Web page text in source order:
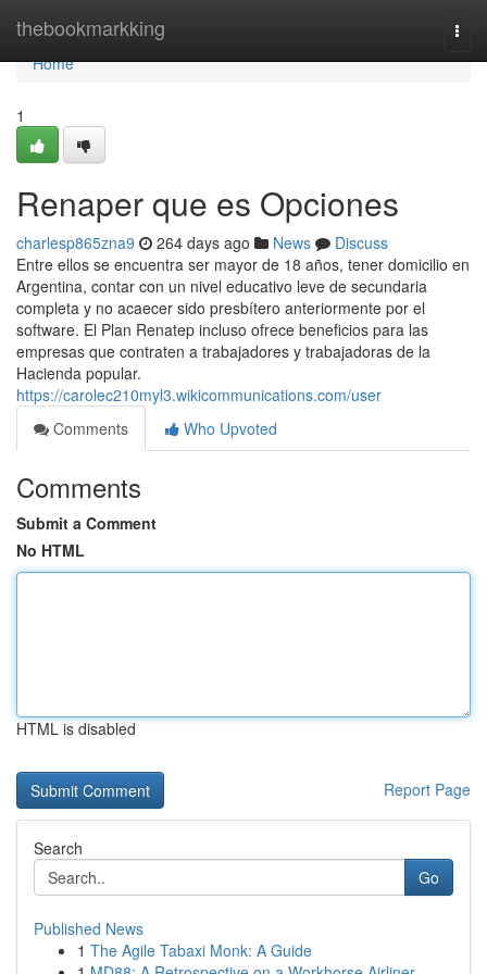
thebookmarkking
Home
Home
1
Renaper que es Opciones
charlesp865zna9 264 days ago News
Discuss
Entre ellos se encuentra ser mayor de 18 años, tener domicilio en
Argentina, contar con un nivel educativo leve de secundaria
completa y no acaecer sido presbítero anteriormente por el
software. El Plan Renatep incluso ofrece beneficios para las
empresas que contraten a trabajadores y trabajadoras de la
Hacienda popular.
https://carolec210myl3.wikicommunications.com/user
Comments
Who Upvoted
Comments
Submit a Comment
No HTML
HTML is disabled
Report Page
Search
Go
Published News
1 The Agile Tabaxi Monk: A Guide